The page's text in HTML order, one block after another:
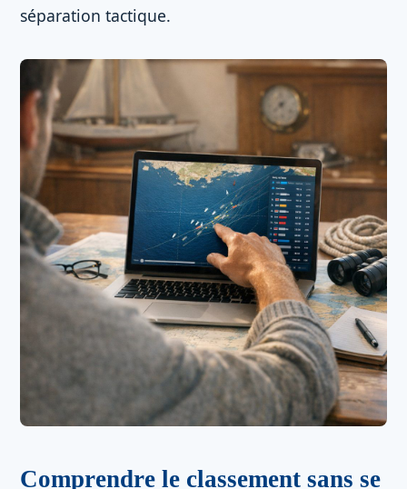
séparation tactique.
Comprendre le classement sans se